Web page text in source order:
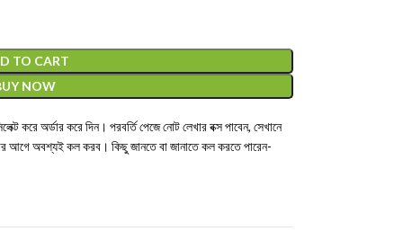
TO CART
NOW
করে অর্ডার করে দিন। পরবর্তি পেজে নোট লেখার বক্স পাবেন, সেখানে
আগে অবশ্যই কল করব। কিছু জানতে বা জানাতে কল করতে পারেন-